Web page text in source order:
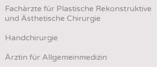
Fachärzte für Plastische Rekonstruktive
und Ästhetische Chirurgie
Handchirurgie
Ärztin für Allgemeinmedizin